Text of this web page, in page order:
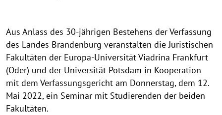
Aus Anlass des 30-jährigen Bestehens der Verfassung
des Landes Brandenburg veranstalten die Juristischen
Fakultäten der Europa-Universität Viadrina Frankfurt
(Oder) und der Universität Potsdam in Kooperation
mit dem Verfassungsgericht am Donnerstag, dem 12.
Mai 2022, ein Seminar mit Studierenden der beiden
Fakultäten.